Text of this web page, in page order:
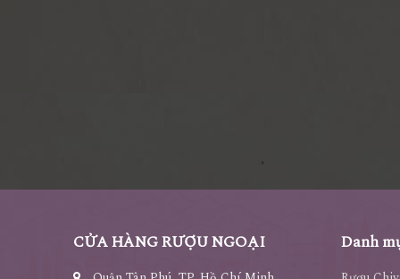
CỬA HÀNG RƯỢU NGOẠI Danh